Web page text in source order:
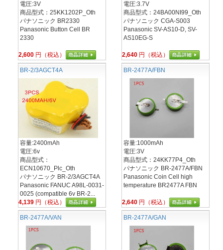
電圧:3V
商品型式：25KK1202P_Oth
パナソニック BR2330
Panasonic Button Cell BR
2330
2,600 円（税込）
電圧:3.7V
商品型式：24BA00NI99_Oth
パナソニック CGA-S003
Panasonic SV-AS10-D, SV-
AS10EG-S
2,640 円（税込）
BR-2/3AGCT4A
容量:2400mAh
電圧:6v
商品型式：
ECN10670_Plc_Oth
パナソニック BR-2/3AGCT4A
Panasonic FANUC A98L-0031-
0025 (compatible 6v BR-2...
4,139 円（税込）
BR-2477A/FBN
容量:1000mAh
電圧:3V
商品型式：24KK77P4_Oth
パナソニック BR-2477A/FBN
Panasonic Coin Cell high
temperature BR2477A FBN
2,640 円（税込）
BR-2477A/VAN BR-2477A/GAN